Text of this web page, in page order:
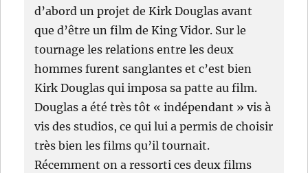
d’abord un projet de Kirk Douglas avant
que d’être un film de King Vidor. Sur le
tournage les relations entre les deux
hommes furent sanglantes et c’est bien
Kirk Douglas qui imposa sa patte au film.
Douglas a été très tôt « indépendant » vis à
vis des studios, ce qui lui a permis de choisir
très bien les films qu’il tournait.
Récemment on a ressorti ces deux films